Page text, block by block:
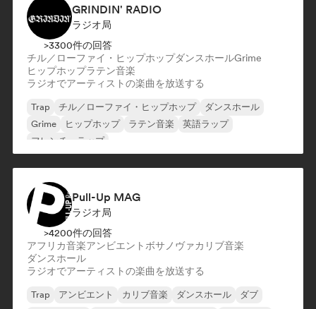
GRINDIN' RADIO
ラジオ局
>3300件の回答
チル／ローファイ・ヒップホップダンスホールGrime
ヒップホップラテン音楽
ラジオでアーティストの楽曲を放送する
Trap チル／ローファイ・ヒップホップ
ダンスホール
Grime
ヒップホップ ラテン音楽
英語ラップ
フレンチ・ラップ
Pull-Up MAG
ラジオ局
>4200件の回答
アフリカ音楽アンビエント ボサノヴァカリブ音楽
ダンスホール
ラジオでアーティストの楽曲を放送する
Trap アンビエント カリブ音楽 ダンスホール
ダブ